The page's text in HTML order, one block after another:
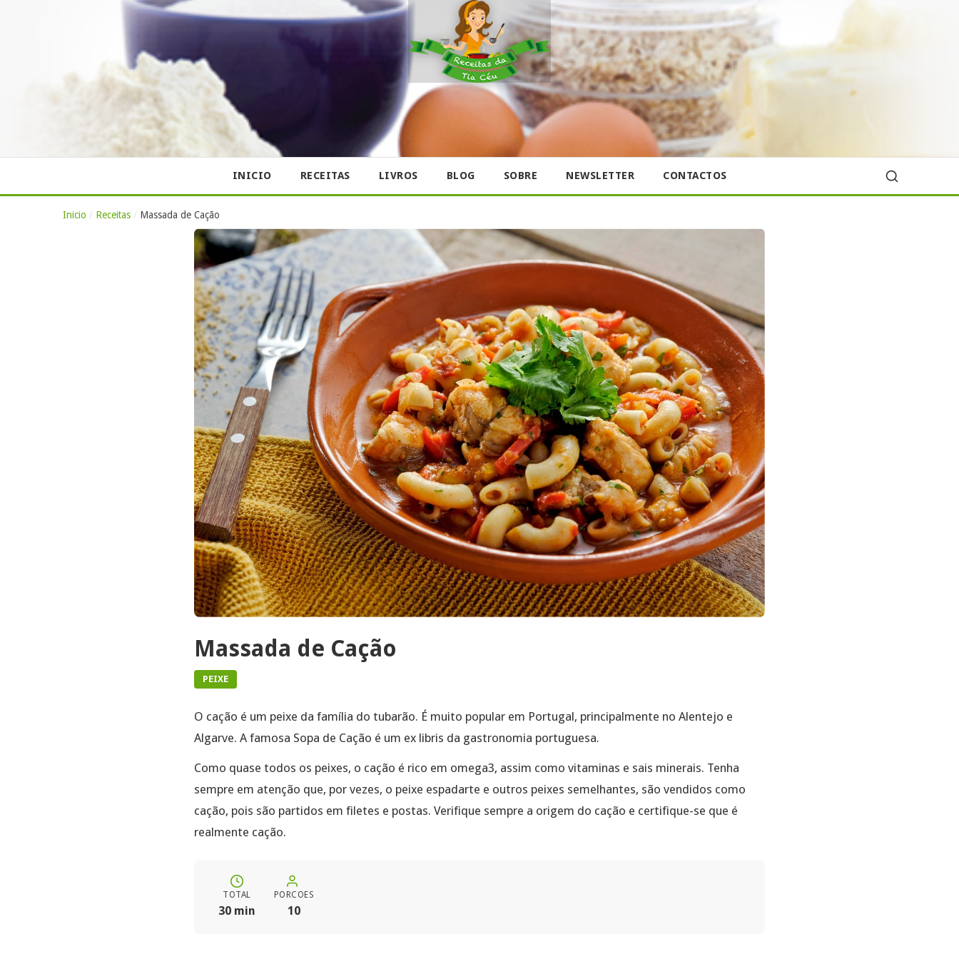
INICIO RECEITAS LIVROS BLOG SOBRE NEWSLETTER CONTACTOS
Inicio / Receitas / Massada de Cação
Massada de Cação
PEIXE
O cação é um peixe da família do tubarão. É muito popular em Portugal, principalmente no Alentejo e
Algarve. A famosa Sopa de Cação é um ex libris da gastronomia portuguesa.
Como quase todos os peixes, o cação é rico em omega3, assim como vitaminas e sais minerais. Tenha
sempre em atenção que, por vezes, o peixe espadarte e outros peixes semelhantes, são vendidos como
cação, pois são partidos em filetes e postas. Verifique sempre a origem do cação e certifique-se que é
realmente cação.
TOTAL
30 min
PORCOES
10